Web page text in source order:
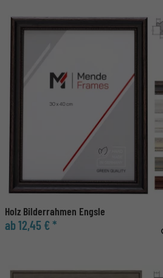
Holz Bilderrahmen Engsle
ab 12,45 € *